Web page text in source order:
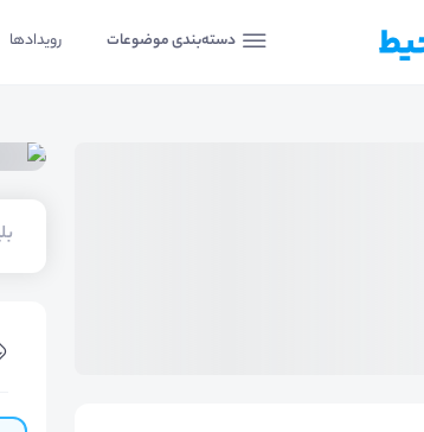
دسته‌بندی موضوعات رویدادها